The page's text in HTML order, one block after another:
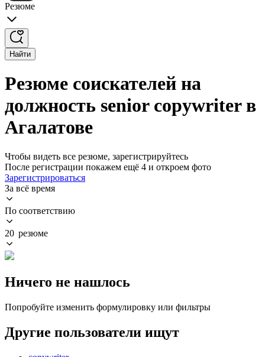
Резюме
Найти
Резюме соискателей на
должность senior copywriter в
Агалатове
Чтобы видеть все резюме, зарегистрируйтесь
После регистрации покажем ещё 4 и откроем фото
Зарегистрироваться
За всё время
По соответствию
20 резюме
Ничего не нашлось
Попробуйте изменить формулировку или фильтры
Другие пользователи ищут